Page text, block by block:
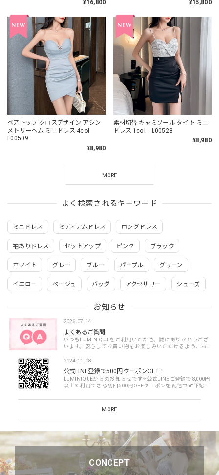
お知らせ
2026.07.14
よくあるご質問
いつもLUMINIQUEをご利用いただき、誠にありがとうござ
います。安心してお買い物をお楽しみいただけるよう、お
商品到着までのご不安・ご不明点がございまし...
2024.11.08
公式LINE登録で500円クーポンGET！
LUMINIQUEからのお知らせです⭐️公式LINEご登録で8,000円
以上で利用できる初回500円OFFクーポンを配信中💕下記の
き、お得なクーポンをGETしてくださいね✨▼ス...
MORE
CONCEPT
¥16,800 ¥15,800
ベアトップ クロスデザイン アシン
メトリーヘム ミニドレス 4col
L00509
¥8,980
素材切替 キャミソール タイト ミニ
ドレス 1col L00528
¥8,980
MORE
よく検索されるキーワード
ミニドレス ミディアムドレス ロングドレス
袖ありドレス セットアップ ピンク ブラック
ホワイト グレー ブルー パープル グリーン
イエロー ベージュ バッグ アクセサリー シューズ